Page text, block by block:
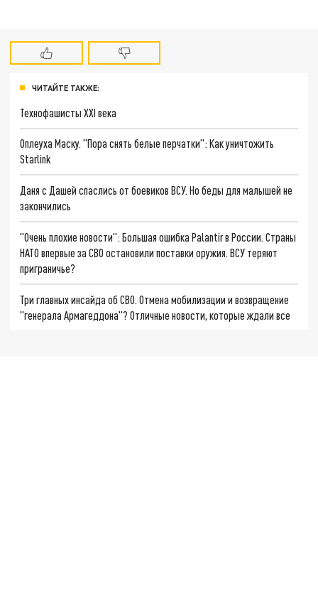
ЧИТАЙТЕ ТАКЖЕ:
Технофашисты XXI века
Оплеуха Маску. "Пора снять белые перчатки": Как уничтожить
Starlink
Даня с Дашей спаслись от боевиков ВСУ. Но беды для малышей не
закончились
"Очень плохие новости": Большая ошибка Palantir в России. Страны
НАТО впервые за СВО остановили поставки оружия. ВСУ теряют
приграничье?
Три главных инсайда об СВО. Отмена мобилизации и возвращение
"генерала Армагеддона"? Отличные новости, которые ждали все